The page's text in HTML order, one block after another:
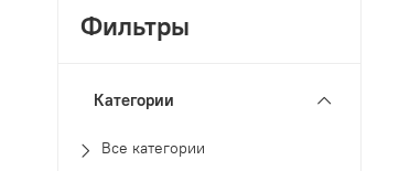
Фильтры
Категории
Все категории